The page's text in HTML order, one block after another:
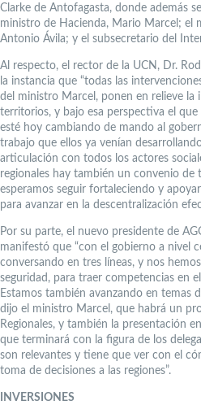
Clarke de Antofagasta, donde además
ministro de Hacienda, Mario Marcel; el
Antonio Ávila; y el subsecretario del
Al respecto, el rector de la UCN, Dr.
la instancia que “todas las
del ministro Marcel, ponen en relieve la
territorios, y bajo esa perspectiva el
esté hoy cambiando de mando al
trabajo que ellos ya venían
articulación con todos los actores
regionales hay también un convenio de
esperamos seguir fortaleciendo y
para avanzar en la descentralización
Por su parte, el nuevo presidente de
manifestó que “con el gobierno a nivel
conversando en tres líneas, y nos
seguridad, para traer competencias en
Estamos también avanzando en temas
dijo el ministro Marcel, que habrá un
Regionales, y también la presentación
que terminará con la figura de los
son relevantes y tiene que ver con el
toma de decisiones a las regiones”.
INVERSIONES